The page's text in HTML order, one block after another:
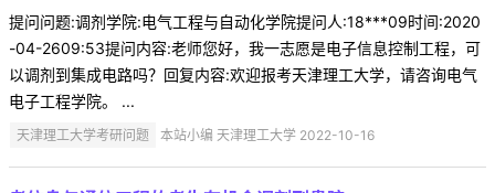
提问问题:调剂学院:电气工程与自动化学院提问人:18***09时间:2020
-04-2609:53提问内容:老师您好，我一志愿是电子信息控制工程，可
以调剂到集成电路吗？回复内容:欢迎报考天津理工大学，请咨询电气
电子工程学院。 ...
天津理工大学考研问题 本站小编 天津理工大学 2022-10-16